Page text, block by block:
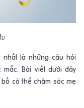
nhất là những câu hỏi
Bài viết dưới đây
có thể chăm sóc mẹ